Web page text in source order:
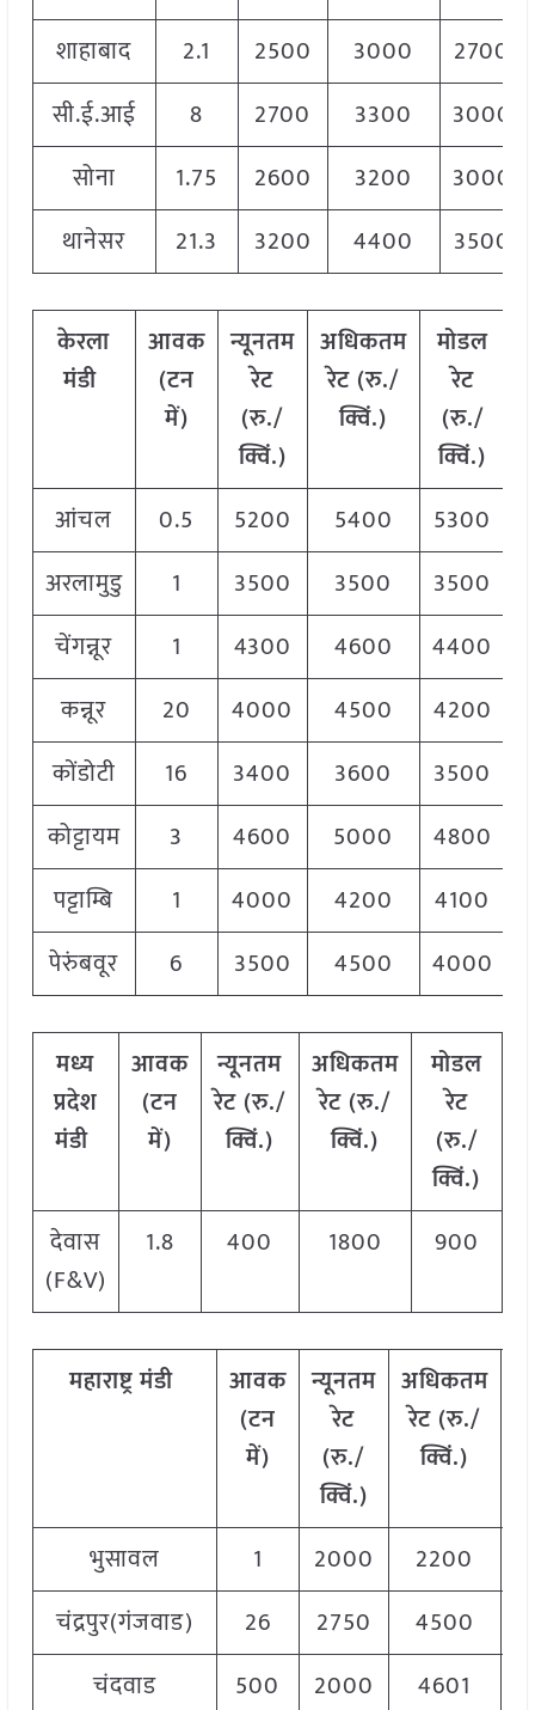
शाहाबाद
2.1 2500 3000
2700
सी.ई.आई
8 2700 3300
3000
सोना
1.75 2600 3200
3000
थानेसर
21.3 3200 4400 3500
केरला
मंडी
आवक
(टन
में)
न्यूनतम
रेट
(रु./
क्विं.)
अधिकतम
रेट (रु./
क्विं.)
मोडल
रेट
(रु./
क्विं.)
आंचल
0.5 5200 5400
5300
अरलामुडु
1 3500 3500
3500
चेंगन्नूर
1 4300 4600
4400
कन्नूर
20 4000 4500
4200
कोंडोटी
16 3400 3600
3500
कोट्टायम
3 4600 5000
4800
पट्टाम्बि
1 4000 4200
4100
पेरुंबवूर
6 3500 4500 4000
मध्य
प्रदेश
मंडी
आवक
(टन
में)
न्यूनतम
रेट (रु./
क्विं.)
अधिकतम
रेट (रु./
क्विं.)
मोडल
रेट
(रु./
क्विं.)
देवास
(F&V)
1.8 400 1800 900
महाराष्ट्रमंडी
आवक
(टन
में)
न्यूनतम
रेट
(रु./
क्विं.)
अधिकतम
रेट (रु./
क्विं.)
भुसावल
1 2000 2200
चंद्रपुर(गंजवाड)
26 2750 4500
चंदवाड
500 2000 4601